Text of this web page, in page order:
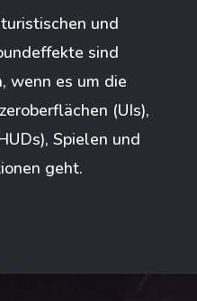
und
sind
wenn es um die
(UIs),
Spielen und
geht.